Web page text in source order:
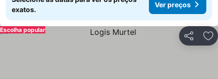
exatos.
Ver preços
Partilhar
Escolha popular